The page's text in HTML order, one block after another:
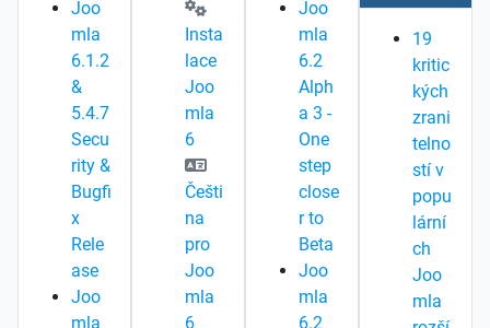
Joo
mla
6.1.2
&
5.4.7
Secu
rity &
Bugfi
x
Rele
ase
Joo
mla
Insta
lace
Joo
mla
6
Češti
na
pro
Joo
mla
6
Joo
mla
6.2
Alph
a 3 -
One
step
close
r to
Beta
Joo
mla
6.2
19
kritic
kých
zrani
telno
stí v
popu
lární
ch
Joo
mla